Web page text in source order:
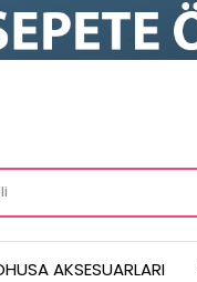
AKSESUARLARI